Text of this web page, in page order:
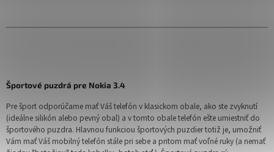
Športové puzdrá pre Nokia 3.4
Pre šport odporúčame mať Váš telefón v klasickom obale, ako ste zvyknutí
(ideálne silikón alebo pevný obal) a v tomto obale telefón ešte umiestniť do
športového puzdra. Hlavnou funkciou športových puzdier totiž je, umožniť
Vám mať Váš mobilný telefón stále pri sebe a pritom mať voľné ruky (a nemať